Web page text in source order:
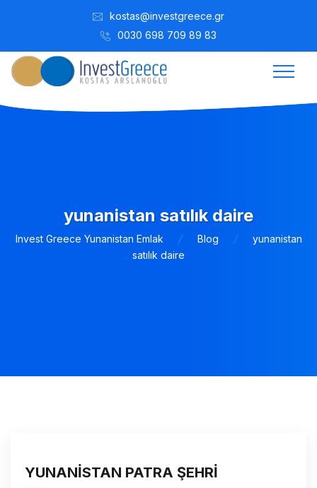
kostas@investgreece.gr
0030 698 709 89 83
yunanistan satılık daire
Invest Greece Yunanistan Emlak Blog
yunanistan
satılık daire
YUNANİSTAN PATRA ŞEHRİ